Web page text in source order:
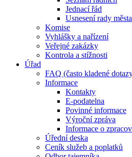
Jednací řád
Usnesení rady města
Komise
Vyhlášky a nařízení
Veřejné zakázky
Kontrola a stížnosti
Úřad
FAQ (často kladené
Informace
Kontakty
E-podatelna
Povinné informace
Výroční zpráva
Informace o
Úřední deska
Ceník služeb a poplatků